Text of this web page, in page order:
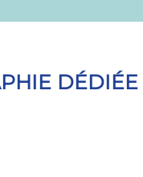
DÉDIÉE